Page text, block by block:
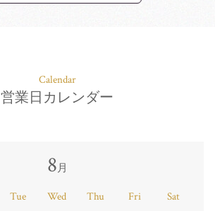
Calendar
営業日カレンダー
8月
Tue Wed Thu Fri
Sat